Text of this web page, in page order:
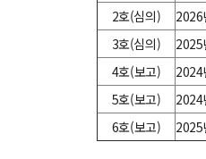
2호(심의)
2026
3호(심의)
2025
4호(보고)
2024
5호(보고)
2024
6호(보고) 2025